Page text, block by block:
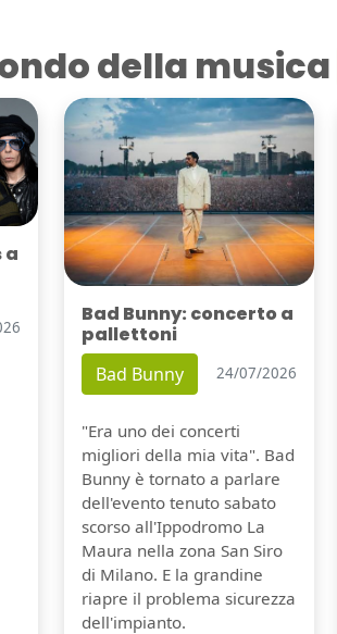
della musica
a
Bad Bunny: concerto a
pallettoni
Bad Bunny 24/07/2026
"Era uno dei concerti
migliori della mia vita". Bad
Bunny è tornato a parlare
dell'evento tenuto sabato
scorso all'Ippodromo La
Maura nella zona San Siro
di Milano. E la grandine
riapre il problema sicurezza
dell'impianto.